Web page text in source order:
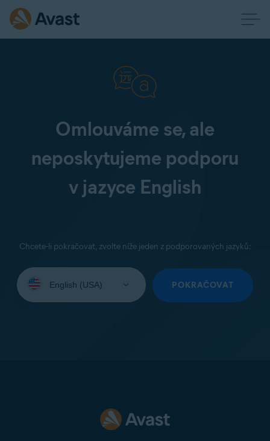
Omlouváme se, ale
neposkytujeme podporu
v jazyce English
Chcete-li pokračovat, zvolte níže jeden z podporovaných jazyků:
jazyk:
POKRAČOVAT